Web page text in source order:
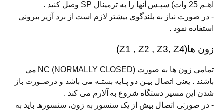
اهـم 25 وات) سپـس آنها را به ترمینال SP وصل کنید .
- در صورت نیاز به بلندگوی بیشتر لازم است از برد آژیر بیرونی
استفاده نمود .
زون ها(Z1 , Z2 , Z3, Z4)
تمامی زون ها به صورت (NC (NORMALLY CLOSED می
باشند . یعنی اتصال بیـن دو پـایه بستـه می باشد و درصـورت باز
شدن این مسیر دستگاه شروع به آلارم می کند .
- در صورتی اتصال بیش از یک سنسور به زون، سنسورها باید به